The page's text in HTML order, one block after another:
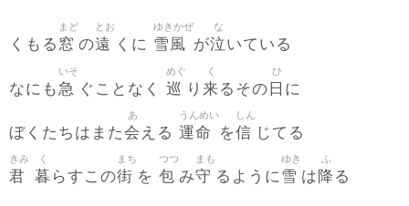
くもる 窓
まど
の遠
とお
くに 雪風
ゆきかぜ
が泣
な
いている
なにも 急
いそ
ぐことなく 巡
めぐ
り 来
く
るその 日
ひ
に
ぼくたちはまた会
あ
える 運命
うんめい
を信
しん
じてる
君
きみ
暮
く
らすこの街
まち
を 包
つつ
み守
まも
るように雪
ゆき
は 降
ふ
る